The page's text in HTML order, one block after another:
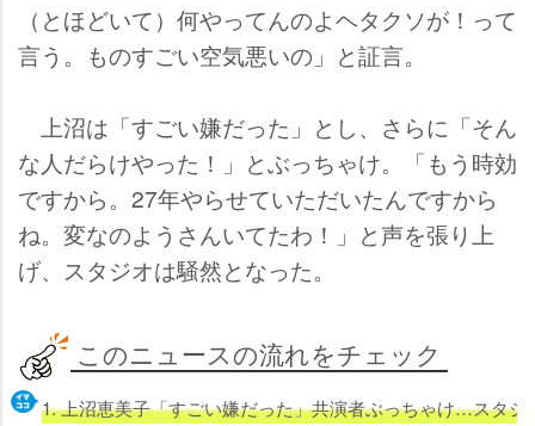
（とほどいて）何やってんのよヘタクソが！って
言う。ものすごい空気悪いの」と証言。
上沼は「すごい嫌だった」とし、さらに「そん
な人だらけやった！」とぶっちゃけ。「もう時効
ですから。27年やらせていただいたんですから
ね。変なのようさんいてたわ！」と声を張り上
げ、スタジオは騒然となった。
このニュースの流れをチェック
1. 上沼恵美子「すごい嫌だった」共演者ぶっちゃけ…スタ